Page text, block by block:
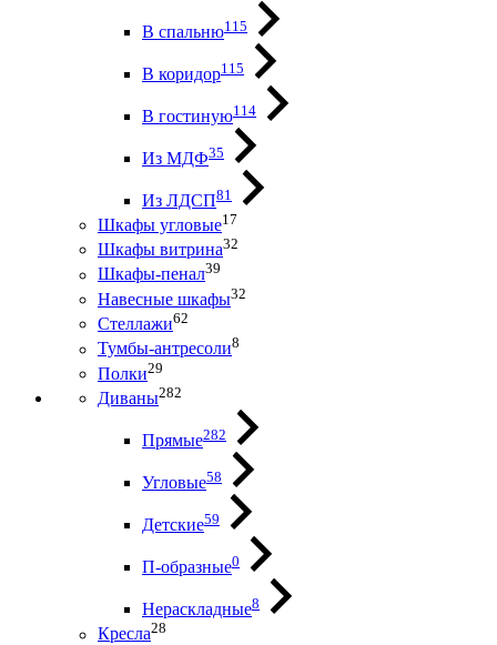
В спальню115
В коридор115
В гостиную114
Из МДФ35
Из ЛДСП81
Шкафы угловые17
Шкафы витрина32
Шкафы-пенал39
Навесные шкафы32
Стеллажи62
Тумбы-антресоли8
Полки29
Диваны282
Прямые282
Угловые58
Детские59
П-образные0
Нераскладные8
Кресла28